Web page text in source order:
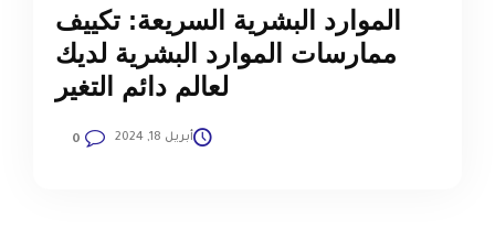
الموارد البشرية السريعة: تكييف
ممارسات الموارد البشرية لديك
لعالم دائم التغير
أبريل 18, 2024 0